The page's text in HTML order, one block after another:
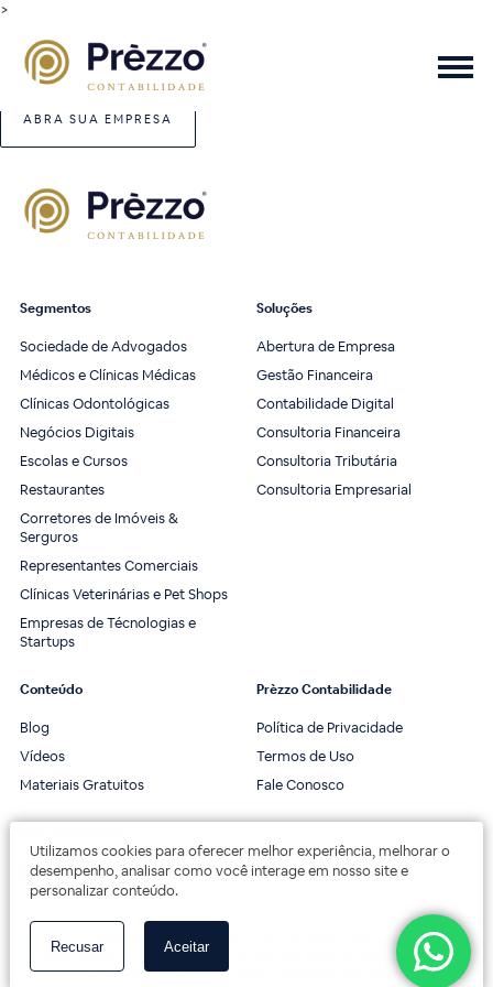
>
Utilizamos cookies para oferecer melhor experiência, melhorar o
desempenho, analisar como você interage em nosso site e
personalizar conteúdo.
Recusar Aceitar
ABRA SUA EMPRESA
Segmentos
Sociedade de Advogados
Médicos e Clínicas Médicas
Clínicas Odontológicas
Negócios Digitais
Escolas e Cursos
Restaurantes
Corretores de Imóveis &
Serguros
Representantes Comerciais
Clínicas Veterinárias e Pet Shops
Empresas de Técnologias e
Startups
Soluções
Abertura de Empresa
Gestão Financeira
Contabilidade Digital
Consultoria Financeira
Consultoria Tributária
Consultoria Empresarial
Conteúdo
Blog
Vídeos
Materiais Gratuitos
Prèzzo Contabilidade
Política de Privacidade
Termos de Uso
Fale Conosco
© 2020 Prèzzo Contabilidade. Todos os direitos reservados.
Av. das Américas, 3443, 2º andar, Bloco 3B, Sala 202. Barra da Tijuca, Rio de Janeiro.
Av. das Américas, 18000 - Centro Empresarial One Offices.